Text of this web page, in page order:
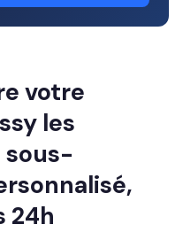
votre
les
sous-
24h